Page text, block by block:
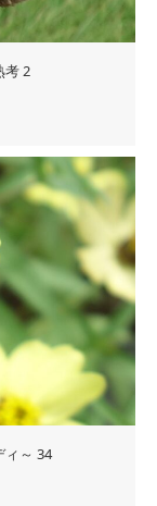
考 2
ィ～ 34